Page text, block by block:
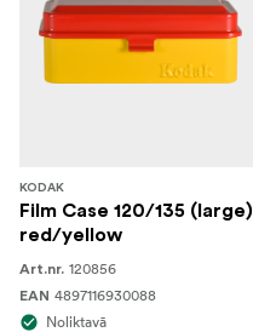
KODAK
Film Case 120/135 (large)
red/yellow
Art.nr. 120856
EAN 4897116930088
Noliktavā